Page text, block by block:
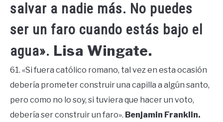
salvar a nadie más. No puedes
ser un faro cuando estás bajo el
agua». Lisa Wingate.
61. «Si fuera católico romano, tal vez en esta ocasión
debería prometer construir una capilla a algún santo,
pero como no lo soy, si tuviera que hacer un voto,
debería ser construir un faro». Benjamin Franklin.